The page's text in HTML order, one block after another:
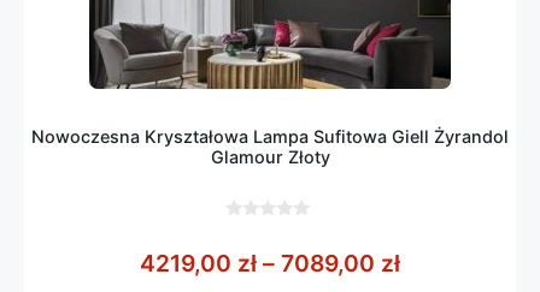
Nowoczesna Kryształowa Lampa Sufitowa Giell Żyrandol
Glamour Złoty
5
4219,00 zł – 7089,00 złZakres cen: